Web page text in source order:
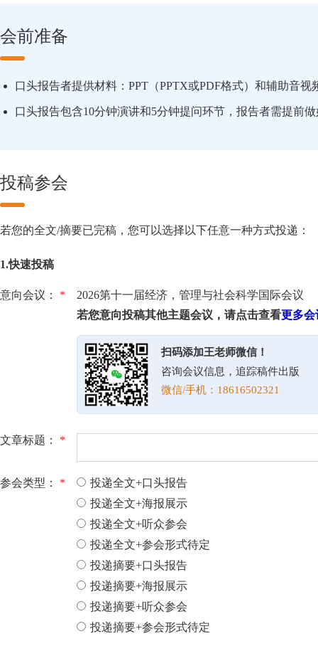
会前准备
口头报告者提供材料：PPT（PPTX或PDF格式）和辅助音视
口头报告包含10分钟演讲和5分钟提问环节，报告者需提前
投稿参会
若您的全文/摘要已完稿，您可以选择以下任意一种方式投递：
1.快速投稿
意向会议： *
2026第十一届经济，管理与社会科学国际会议
若您意向投稿其他主题会议，请点击查看更多会
扫码添加王老师微信！
咨询会议信息，追踪稿件出版
微信/手机：18616502321
文章标题： *
参会类型： *
投递全文+口头报告
投递全文+海报展示
投递全文+听众参会
投递全文+参会形式待定
投递摘要+口头报告
投递摘要+海报展示
投递摘要+听众参会
投递摘要+参会形式待定